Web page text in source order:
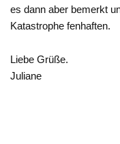
es dann aber bemerkt
Katastrophe fenhaften.
Liebe Grüße.
Juliane